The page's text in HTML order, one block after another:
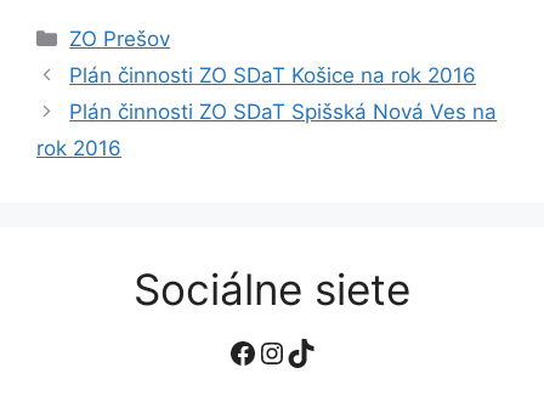
Kategórie
ZO Prešov
Plán činnosti ZO SDaT Košice na rok 2016
Plán činnosti ZO SDaT Spišská Nová Ves na
rok 2016
Sociálne siete
Facebook
Instagram
TikTok